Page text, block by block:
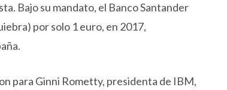
Bajo su mandato, el Banco Santander
por solo 1 euro, en 2017,
para Ginni Rometty, presidenta de IBM,